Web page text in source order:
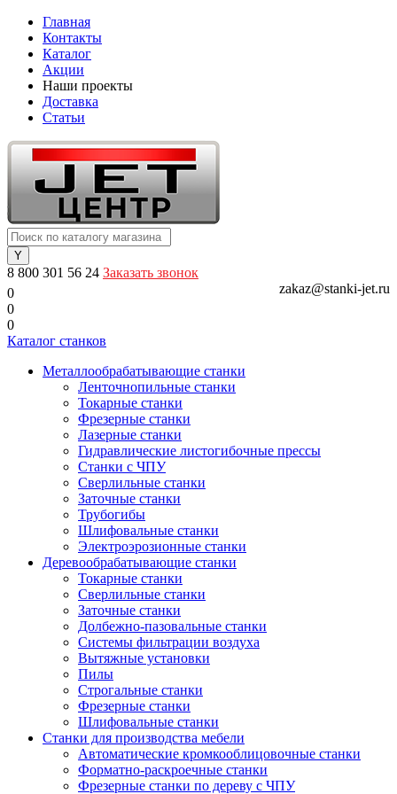
Главная
Контакты
Каталог
Акции
Наши проекты
Доставка
Статьи
8 800 301 56 24 Заказать звонок
zakaz@stanki-jet.ru
0
0
0
Каталог станков
Металлообрабатывающие станки
Ленточнопильные станки
Токарные станки
Фрезерные станки
Лазерные станки
Гидравлические листогибочные прессы
Станки с ЧПУ
Сверлильные станки
Заточные станки
Трубогибы
Шлифовальные станки
Электроэрозионные станки
Деревообрабатывающие станки
Токарные станки
Сверлильные станки
Заточные станки
Долбежно-пазовальные станки
Системы фильтрации воздуха
Вытяжные установки
Пилы
Строгальные станки
Фрезерные станки
Шлифовальные станки
Станки для производства мебели
Автоматические кромкооблицовочные станки
Форматно-раскроечные станки
Фрезерные станки по дереву с ЧПУ